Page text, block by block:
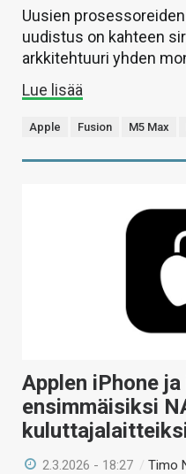
Uusien
uudistus on kahteen
arkkitehtuuri yhden
Lue lisää
Apple Fusion M5 Max
Applen iPhone
ensimmäisiksi
2.3.2026 - 18:27 /Timo